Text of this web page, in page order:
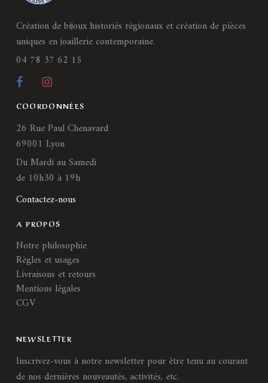
Création de bijoux historiés régionaux et création de pièces
uniques en joaillerie contemporaine.
04 78 37 62 15
COORDONNÉES
26 Rue Paul Chenavard
69001 Lyon
Du Mardi au Samedi
de 10h30 à 19h
Contactez-nous
A PROPOS
Notre philosophie
Règles et usages
Livraisons et retours
Mentions légales
CGV
NEWSLETTER
Inscrivez-vous à notre newsletter pour être tenu au courant
de nos dernières nouveautés, activités, etc.